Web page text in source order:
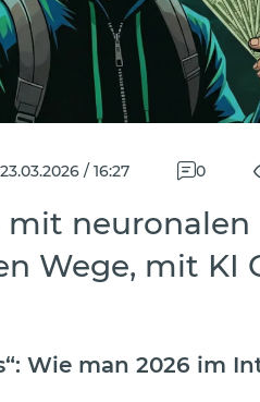
23.03.2026 / 16:27 0
neuronalen
Wege, mit KI
Wie man 2026 im